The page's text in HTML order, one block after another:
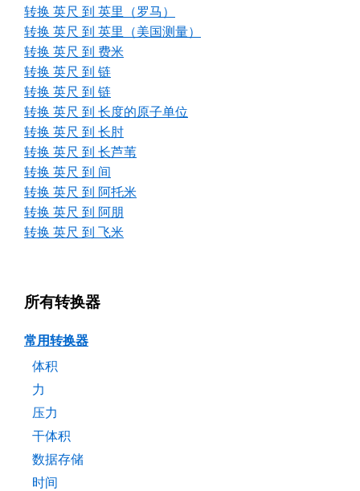
转换 英尺 到 英里（罗马）
转换 英尺 到 英里（美国测量）
转换 英尺 到 费米
转换 英尺 到 链
转换 英尺 到 链
转换 英尺 到 长度的原子单位
转换 英尺 到 长肘
转换 英尺 到 长芦苇
转换 英尺 到 间
转换 英尺 到 阿托米
转换 英尺 到 阿朋
转换 英尺 到 飞米
所有转换器
常用转换器
体积
力
压力
干体积
数据存储
时间